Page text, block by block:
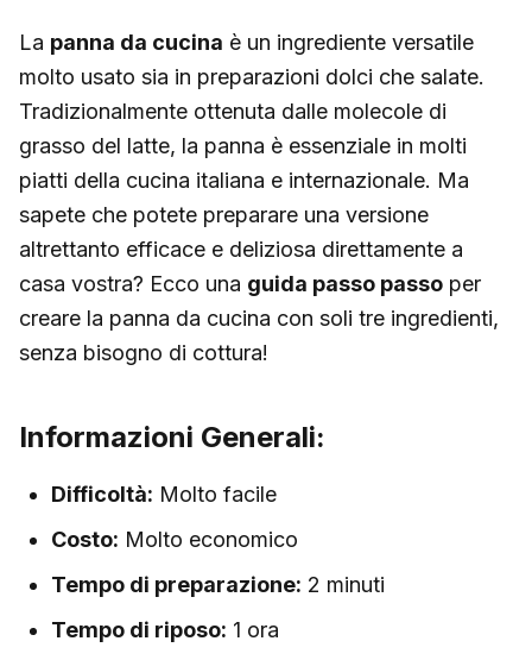
La panna da cucina è un ingrediente versatile
molto usato sia in preparazioni dolci che salate.
Tradizionalmente ottenuta dalle molecole di
grasso del latte, la panna è essenziale in molti
piatti della cucina italiana e internazionale. Ma
sapete che potete preparare una versione
altrettanto efficace e deliziosa direttamente a
casa vostra? Ecco una guida passo passo per
creare la panna da cucina con soli tre ingredienti,
senza bisogno di cottura!
Informazioni Generali:
Difficoltà: Molto facile
Costo: Molto economico
Tempo di preparazione: 2 minuti
Tempo di riposo: 1 ora